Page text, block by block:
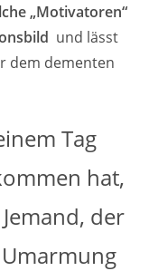
„Motivatoren“
und lässt
dem dementen
Tag
hat,
der